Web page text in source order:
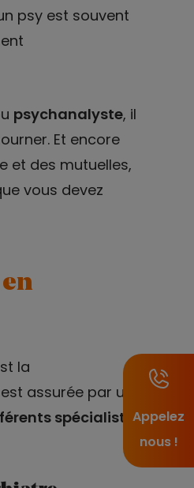
Appelez
nous !
psy est souvent
psychanalyste, il
Et encore
et des mutuelles,
vous devez
la
assurée par un
spécialiste